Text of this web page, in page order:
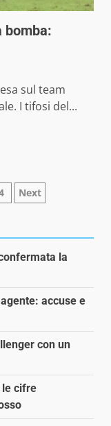
bomba:
sul team
I tifosi del...
Next
la
accuse e
con un
le cifre